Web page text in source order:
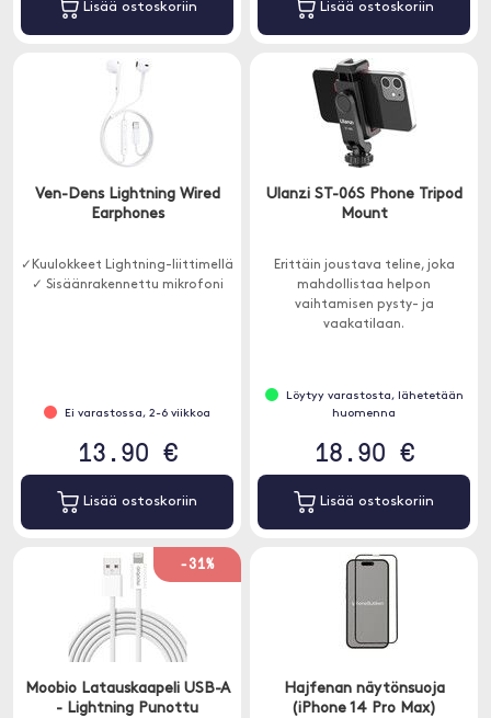
Lisää ostoskoriin Lisää ostoskoriin
Ven-Dens Lightning Wired
Earphones
✓Kuulokkeet Lightning-liittimellä
✓ Sisäänrakennettu mikrofoni
Ei varastossa, 2-6 viikkoa
13.90 €
Lisää ostoskoriin
Ulanzi ST-06S Phone Tripod
Mount
Erittäin joustava teline, joka
mahdollistaa helpon
vaihtamisen pysty- ja
vaakatilaan.
Löytyy varastosta, lähetetään
huomenna
18.90 €
Lisää ostoskoriin
-31%
Moobio Latauskaapeli USB-A
- Lightning Punottu
Hajfenan näytönsuoja
(iPhone 14 Pro Max)